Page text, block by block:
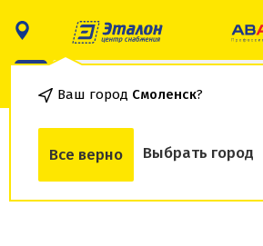
Ваш город Смоленск?
Все верно Выбрать город
О товаре Доставка и оплата